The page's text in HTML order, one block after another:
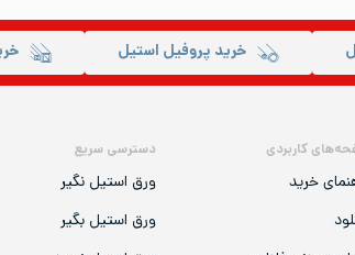
خرید پروفیل استیل
کاربردی
خرید
دسترسی سریع
ورق استیل نگیر
ورق استیل بگیر